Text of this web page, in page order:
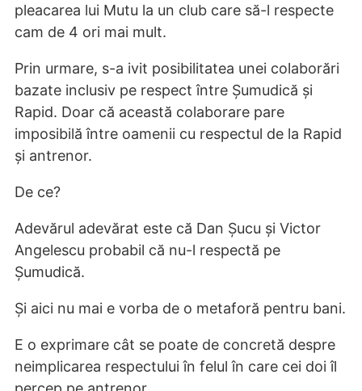
pleacarea lui Mutu la un club care să-l respecte
cam de 4 ori mai mult.
Prin urmare, s-a ivit posibilitatea unei colaborări
bazate inclusiv pe respect între Șumudică și
Rapid. Doar că această colaborare pare
imposibilă între oamenii cu respectul de la Rapid
și antrenor.
De ce?
Adevărul adevărat este că Dan Șucu și Victor
Angelescu probabil că nu-l respectă pe
Șumudică.
Și aici nu mai e vorba de o metaforă pentru bani.
E o exprimare cât se poate de concretă despre
neimplicarea respectului în felul în care cei doi îl